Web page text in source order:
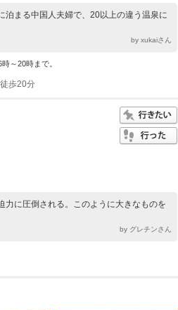
泊まる中国人夫婦で、20以上の違う温泉に
by xukaiさん
～20時まで。
歩20分
に圧倒される。このように大きなものを
by グレチンさん